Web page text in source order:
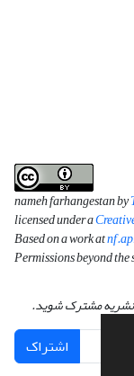
nameh farhangestan by
licensed under a
Based on a work at
Permissions beyond
نشریه مشترک شوید.
اشتراک